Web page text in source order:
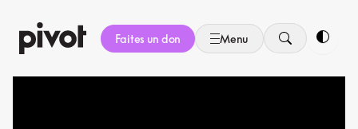
au
contenu
Faites un don Menu